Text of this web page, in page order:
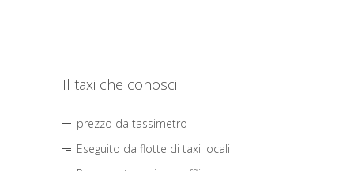
Il taxi che conosci
prezzo da tassimetro
Eseguito da flotte di taxi locali